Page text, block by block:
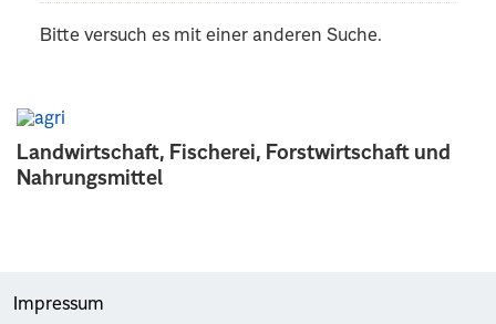
Landwirtschaft, Fischerei, Forstwirtschaft und
Nahrungsmittel
Bitte versuch es mit einer anderen Suche.
Impressum